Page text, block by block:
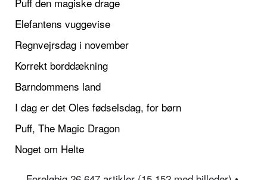
Elefantens vuggevise
Regnvejrsdag i november
Korrekt borddækning
Barndommens land
I dag er det Oles fødselsdag, for børn
Puff, The Magic Dragon
Noget om Helte